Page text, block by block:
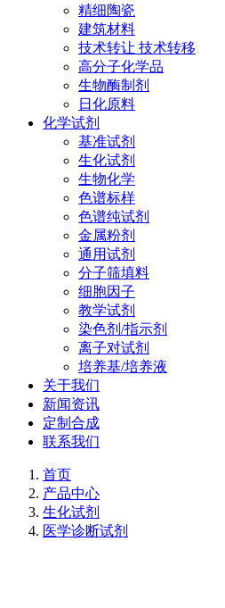
精细陶瓷
建筑材料
技术转让 技术转移
高分子化学品
生物酶制剂
日化原料
化学试剂
基准试剂
生化试剂
生物化学
色谱标样
色谱纯试剂
金属粉剂
通用试剂
分子筛填料
细胞因子
教学试剂
染色剂/指示剂
离子对试剂
培养基/培养液
关于我们
新闻资讯
定制合成
联系我们
首页
产品中心
生化试剂
医学诊断试剂